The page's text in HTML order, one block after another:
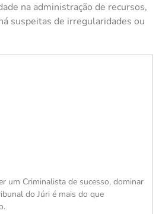
na administração de recursos,
suspeitas de irregularidades ou
um Criminalista de sucesso, dominar
do Júri é mais do que